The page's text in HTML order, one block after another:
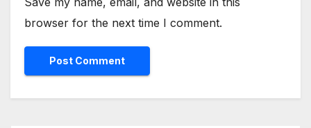
browser for the next time I comment.